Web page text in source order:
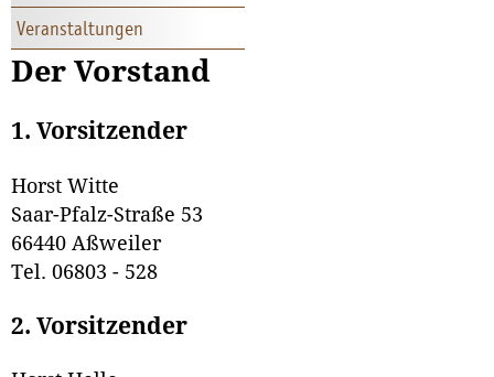
Veranstaltungen
Der Vorstand
1. Vorsitzender
Horst Witte
Saar-Pfalz-Straße 53
66440 Aßweiler
Tel. 06803 - 528
2. Vorsitzender